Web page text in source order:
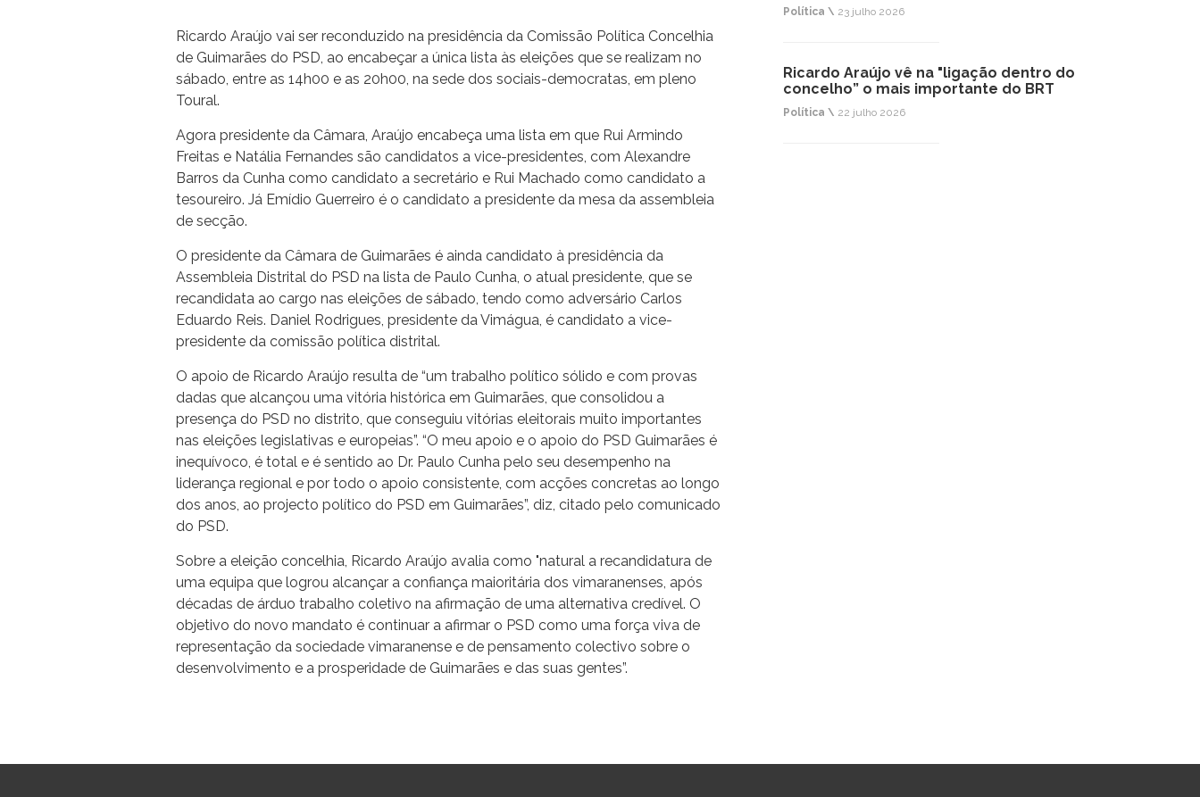
Ricardo Araújo vai ser reconduzido na presidência da Comissão Política Concelhia
de Guimarães do PSD, ao encabeçar a única lista às eleições que se realizam no
sábado, entre as 14h00 e as 20h00, na sede dos sociais-democratas, em pleno
Toural.
Agora presidente da Câmara, Araújo encabeça uma lista em que Rui Armindo
Freitas e Natália Fernandes são candidatos a vice-presidentes, com Alexandre
Barros da Cunha como candidato a secretário e Rui Machado como candidato a
tesoureiro. Já Emídio Guerreiro é o candidato a presidente da mesa da assembleia
de secção.
O presidente da Câmara de Guimarães é ainda candidato à presidência da
Assembleia Distrital do PSD na lista de Paulo Cunha, o atual presidente, que se
recandidata ao cargo nas eleições de sábado, tendo como adversário Carlos
Eduardo Reis. Daniel Rodrigues, presidente da Vimágua, é candidato a vice-
presidente da comissão política distrital.
O apoio de Ricardo Araújo resulta de “um trabalho político sólido e com provas
dadas que alcançou uma vitória histórica em Guimarães, que consolidou a
presença do PSD no distrito, que conseguiu vitórias eleitorais muito importantes
nas eleições legislativas e europeias”. “O meu apoio e o apoio do PSD Guimarães é
inequívoco, é total e é sentido ao Dr. Paulo Cunha pelo seu desempenho na
liderança regional e por todo o apoio consistente, com acções concretas ao longo
dos anos, ao projecto político do PSD em Guimarães”, diz, citado pelo comunicado
do PSD.
Sobre a eleição concelhia, Ricardo Araújo avalia como "natural a recandidatura de
uma equipa que logrou alcançar a confiança maioritária dos vimaranenses, após
décadas de árduo trabalho coletivo na afirmação de uma alternativa credível. O
objetivo do novo mandato é continuar a afirmar o PSD como uma força viva de
representação da sociedade vimaranense e de pensamento colectivo sobre o
desenvolvimento e a prosperidade de Guimarães e das suas gentes”.
Política \ 23 julho 2026
Ricardo Araújo vê na "ligação dentro do
concelho” o mais importante do BRT
Política \ 22 julho 2026